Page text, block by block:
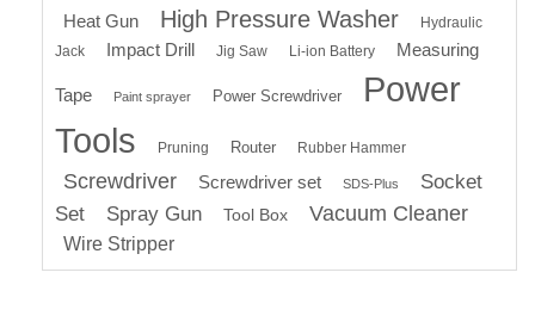
Heat Gun High Pressure Washer
Hydraulic
Jack
Impact Drill Jig Saw Li-ion Battery Measuring
Tape Paint sprayer Power Screwdriver
Power
Tools
Pruning Router Rubber Hammer
Screwdriver Screwdriver set SDS-Plus
Socket
Set
Spray Gun Tool Box Vacuum Cleaner
Wire Stripper